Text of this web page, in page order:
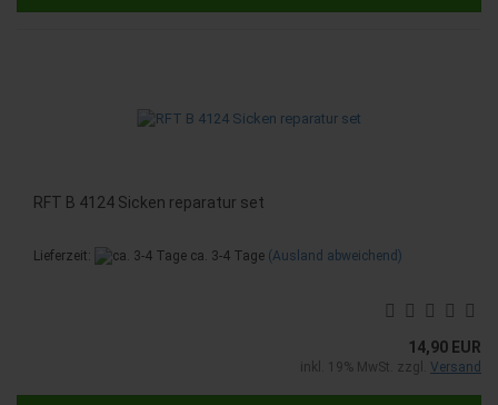
RFT B 4124 Sicken reparatur set
Lieferzeit: ca. 3-4 Tage (Ausland abweichend)
14,90 EUR
inkl. 19% MwSt. zzgl. Versand